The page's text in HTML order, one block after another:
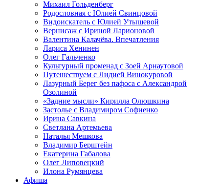
Михаил Гольденберг
Родословная с Юлией Свинцовой
Видоискатель с Юлией Утышевой
Вернисаж с Ириной Ларионовой
Валентина Калачёва. Впечатления
Лариса Хенинен
Олег Гальченко
Культурный променад с Зоей Арнаутовой
Путешествуем с Лидией Винокуровой
Лазурный Берег без пафоса с Александрой
Озолиной
«Задние мысли» Кирилла Олюшкина
Застолье с Владимиром Софиенко
Ирина Савкина
Светлана Артемьева
Наталья Мешкова
Владимир Берштейн
Екатерина Габалова
Олег Липовецкий
Илона Румянцева
Афиша